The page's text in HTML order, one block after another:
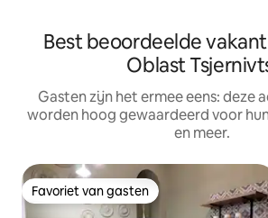
Best beoordeelde
Oblast
Gasten zijn het ermee eens: deze
worden hoog gewaardeerd voor
en meer.
Favoriet van gasten
Favoriet van gasten